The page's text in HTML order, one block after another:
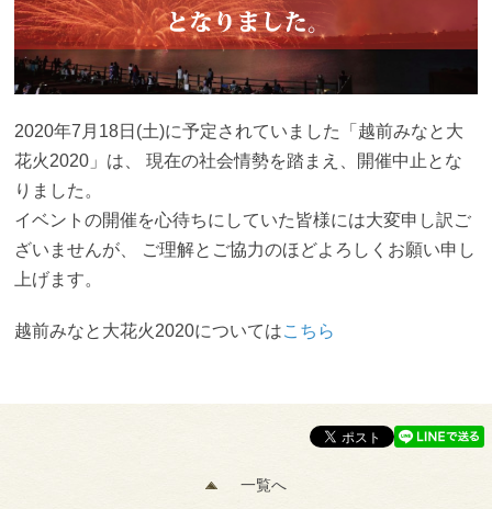
2020年7月18日(土)に予定されていました「越前みなと大
花火2020」は、 現在の社会情勢を踏まえ、開催中止とな
りました。
イベントの開催を心待ちにしていた皆様には大変申し訳ご
ざいませんが、 ご理解とご協力のほどよろしくお願い申し
上げます。
越前みなと大花火2020についてはこちら
一覧へ